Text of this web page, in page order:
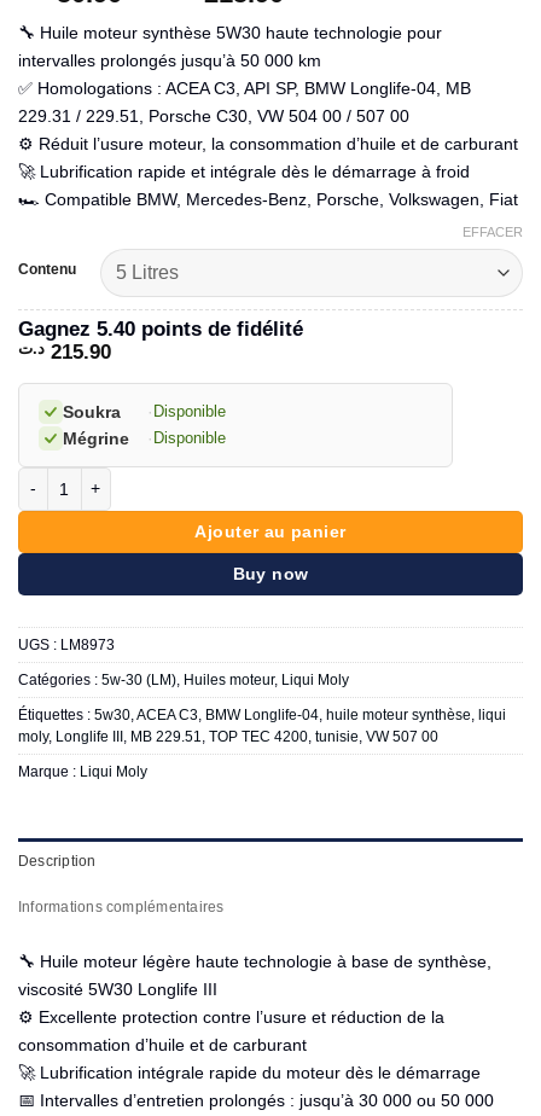
prix :
50.90 د.ت
à
215.90 د.ت
🔧 Huile moteur synthèse 5W30 haute technologie pour
intervalles prolongés jusqu’à 50 000 km
✅ Homologations : ACEA C3, API SP, BMW Longlife-04, MB
229.31 / 229.51, Porsche C30, VW 504 00 / 507 00
⚙️ Réduit l’usure moteur, la consommation d’huile et de carburant
🚀 Lubrification rapide et intégrale dès le démarrage à froid
🏎️ Compatible BMW, Mercedes-Benz, Porsche, Volkswagen, Fiat
Contenu
EFFACER
Gagnez 5.40 points de fidélité
215.90 د.ت
Soukra · Disponible
Mégrine · Disponible
Ajouter au panier
Buy now
UGS : LM8973
Catégories : 5w-30 (LM) Huiles moteur, Liqui Moly
Étiquettes : 5w30 ACEA C3 BMW Longlife-04 huile moteur synthèse
liqui
moly, Longlife III MB 229.51 TOP TEC 4200 tunisie VW 507 00
Marque : Liqui Moly
Description
Informations complémentaires
🔧 Huile moteur légère haute technologie à base de synthèse,
viscosité 5W30 Longlife III
⚙️ Excellente protection contre l’usure et réduction de la
consommation d’huile et de carburant
🚀 Lubrification intégrale rapide du moteur dès le démarrage
📅 Intervalles d’entretien prolongés : jusqu’à 30 000 ou 50 000